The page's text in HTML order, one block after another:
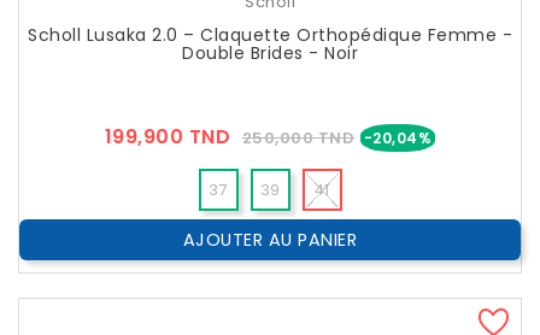
Scholl Lusaka 2.0 – Claquette Orthopédique Femme -
Double Brides - Noir
199,900 TND Prix
Public
250,000 TND -20,04%Prix
37 39 41
AJOUTER AU PANIER